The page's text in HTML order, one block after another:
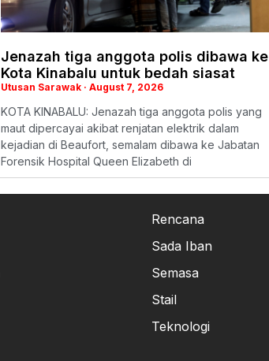
Jenazah tiga anggota polis dibawa ke
Kota Kinabalu untuk bedah siasat
Utusan Sarawak August 7, 2026
KOTA KINABALU: Jenazah tiga anggota polis yang
maut dipercayai akibat renjatan elektrik dalam
kejadian di Beaufort, semalam dibawa ke Jabatan
Forensik Hospital Queen Elizabeth di
Rencana
Sada Iban
Semasa
Stail
Teknologi